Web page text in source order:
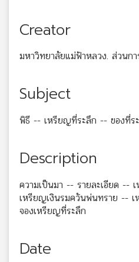
Creator
มหาวิทยาลัยแม่ฟ้าหลวง. ส่วนก
Subject
พิธี -- เหรียญที่ระลึก -- ของที่ร
Description
ความเป็นมา -- รายละเอียด --
เหรียญเงินรมควันพ่นทราย --
จองเหรียญที่ระลึก
Date